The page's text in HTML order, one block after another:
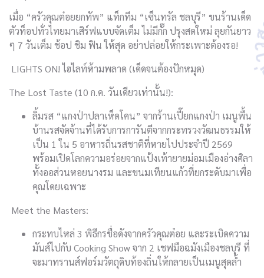
เมื่อ “ครัวคุณต๋อยยกทัพ” แท็กทีม “เซ็นทรัล ชลบุรี” ขนร้านเด็ด
ตัวท็อปทั่วไทยมาเสิร์ฟแบบจัดเต็ม ไม่มีกั๊ก ปรุงสดใหม่ ลุยกันยาว
ๆ 7 วันเต็ม ช้อป ชิม ฟิน ให้สุด อย่าปล่อยให้กระเพาะต้องรอ!
LIGHTS ON! ไฮไลท์ห้ามพลาด (เด็ดจนต้องปักหมุด)
The Lost Taste (10 ก.ค. วันเดียวเท่านั้น!):
ลิ้มรส “แกงป่าปลาเห็ดโคน” จากร้านเปี๊ยกแกงป่า เมนูพื้น
บ้านรสจัดจ้านที่ได้รับการการันตีจากกระทรวงวัฒนธรรมให้
เป็น 1 ใน 5 อาหารถิ่นรสชาติที่หายไปประจำปี 2569
พร้อมเปิดโลกความอร่อยจากแป้งเท้ายายม่อมเมืองอ่างศิลา
ทั้งออส่วนหอยนางรม และขนมเทียนแก้วที่ยกระดับมาเพื่อ
คุณโดยเฉพาะ
Meet the Masters:
กระทบไหล่ 3 พิธีกรชื่อดังจากครัวคุณต๋อย และระเบิดความ
มันส์ไปกับ Cooking Show จาก 2 เชฟมือฉมังเมืองชลบุรี ที่
จะมาทรานส์ฟอร์มวัตถุดิบท้องถิ่นให้กลายเป็นเมนูสุดล้ำ